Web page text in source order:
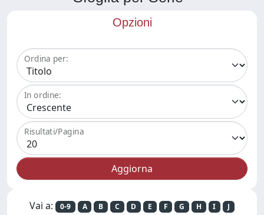
Opzioni
Ordina per:
In ordine:
Risultati/Pagina
Vai a: 0-9 A B C D E F G H I
J